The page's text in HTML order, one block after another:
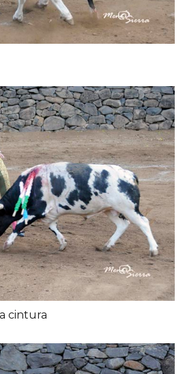
cintura